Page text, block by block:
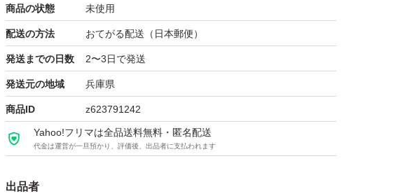
商品の状態 未使用
配送の方法 おてがる配送（日本郵便）
発送までの日数 2〜3日で発送
発送元の地域 兵庫県
商品ID z623791242
Yahoo!フリマは全品送料無料・匿名配送
代金は運営が一旦預かり、評価後、出品者に支払われます
出品者